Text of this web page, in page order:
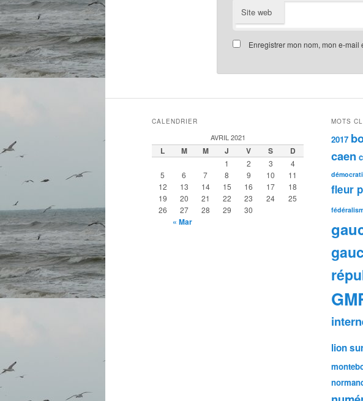
Site web
Enregistrer mon nom, mon e-
CALENDRIER
AVRIL 2021
L M M J V S D
1 2 3
4
5
6 7 8 9 10
11
12
13 14 15 16 17
18
19
20 21 22 23 24
25
26
27 28 29 30
« Mar
MOTS
2017
caen
fleur
lion